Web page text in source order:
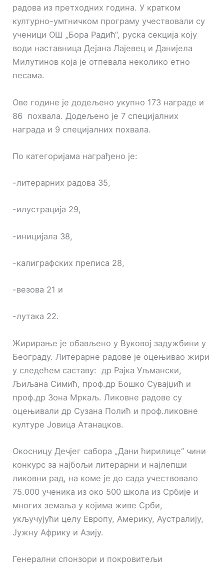
радова из претходних година. У кратком
културно-умтничком програму учествовали су
ученици ОШ „Бора Радић“, руска секција коју
води наставница Дејана Лајевец и Данијела
Милутинов која је отпевала неколико етно
песама.
Ове године је додељено укупно 173 награде и
86 похвала. Додељено је 7 специјалних
награда и 9 специјалних похвала.
По категоријама награђено је:
-литерарних радова 35,
-илустрација 29,
-иницијала 38,
-калиграфских преписа 28,
-везова 21 и
-лутака 22.
Жирирање је обављено у Вуковој задужбини у
Београду. Литерарне радове је оцењивао жири
у следећем саставу: др Рајка Уљмански,
Љиљана Симић, проф.др Бошко Сувајџић и
проф.др Зона Мркаљ. Ликовне радове су
оцењивали др Сузана Полић и проф.ликовне
културе Јовица Атанацков.
Окосницу Дечјег сабора „Дани ћирилице“ чини
конкурс за најбољи литерарни и најлепши
ликовни рад, на коме је до сада учествовало
75.000 ученика из око 500 школа из Србије и
многих земаља у којима живе Срби,
укључујући целу Европу, Америку, Аустралију,
Јужну Африку и Азију.
Генерални спонзори и покровитељи